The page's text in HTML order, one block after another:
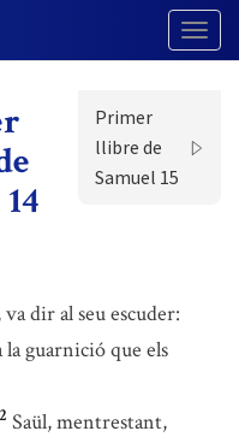
Primer
llibre de
Samuel 15
dir al seu escuder:
guarnició que els
2 Saül, mentrestant,